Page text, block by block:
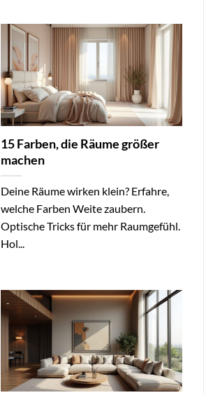
15 Farben, die Räume größer
machen
Deine Räume wirken klein? Erfahre,
welche Farben Weite zaubern.
Optische Tricks für mehr Raumgefühl.
Hol...